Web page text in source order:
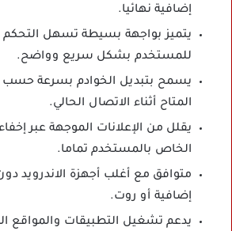
إضافية نهائيا.
يتميز بواجهة بسيطة تسهل التحكم
للمستخدم بشكل سريع وواضح.
يسمح بتبديل الخوادم بسرعة حسب
المتاح أثناء الاتصال الحالي.
يقلل من الإعلانات الموجهة عبر
الخاص بالمستخدم تماما.
متوافق مع أغلب أجهزة الاندرويد
إضافية أو روت.
يدعم تشغيل التطبيقات والمواقع